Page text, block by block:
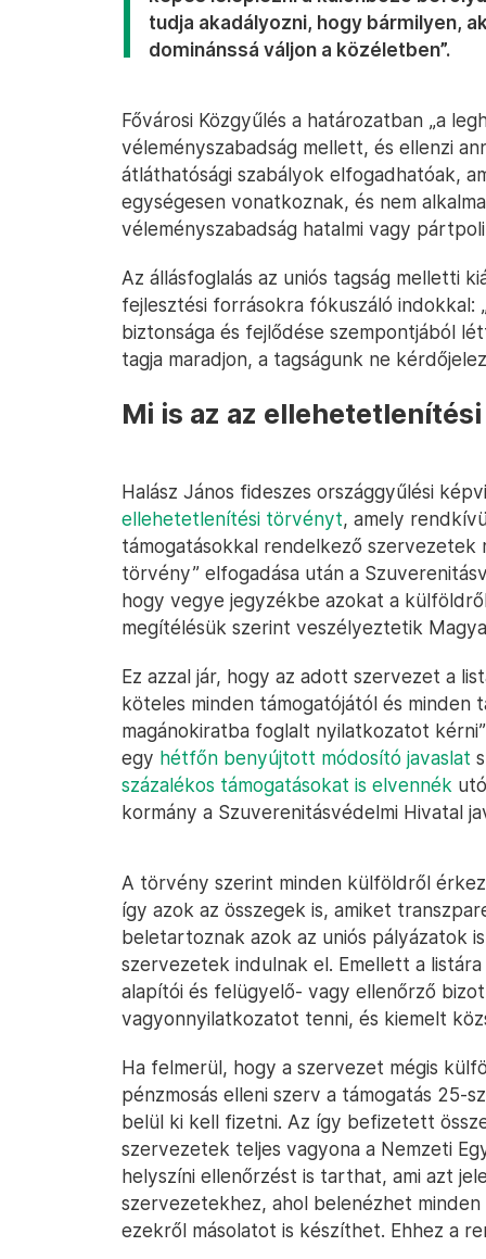
tudja akadályozni, hogy bármilyen,
dominánssá váljon a közéletben”.
Fővárosi Közgyűlés a határozatban „a
véleményszabadság mellett, és ellenzi
átláthatósági szabályok elfogadhatóak,
egységesen vonatkoznak, és nem
véleményszabadság hatalmi vagy
Az állásfoglalás az uniós tagság melletti
fejlesztési forrásokra fókuszáló indokkal:
biztonsága és fejlődése szempontjából
tagja maradjon, a tagságunk ne
Mi is az az
Halász János fideszes országgyűlési
ellehetetlenítési törvényt, amely
támogatásokkal rendelkező szervezetek
törvény” elfogadása után a
hogy vegye jegyzékbe azokat a
megítélésük szerint veszélyeztetik
Ez azzal jár, hogy az adott szervezet a
köteles minden támogatójától és minden
magánokiratba foglalt nyilatkozatot
egy hétfőn benyújtott módosító javaslat
százalékos támogatásokat is elvennék
kormány a Szuverenitásvédelmi Hivatal
A törvény szerint minden külföldről
így azok az összegek is, amiket
beletartoznak azok az uniós pályázatok
szervezetek indulnak el. Emellett a
alapítói és felügyelő- vagy ellenőrző
vagyonnyilatkozatot tenni, és kiemelt
Ha felmerül, hogy a szervezet mégis
pénzmosás elleni szerv a támogatás 25-
belül ki kell fizetni. Az így befizetett
szervezetek teljes vagyona a Nemzeti
helyszíni ellenőrzést is tarthat, ami azt
szervezetekhez, ahol belenézhet
ezekről másolatot is készíthet. Ehhez a